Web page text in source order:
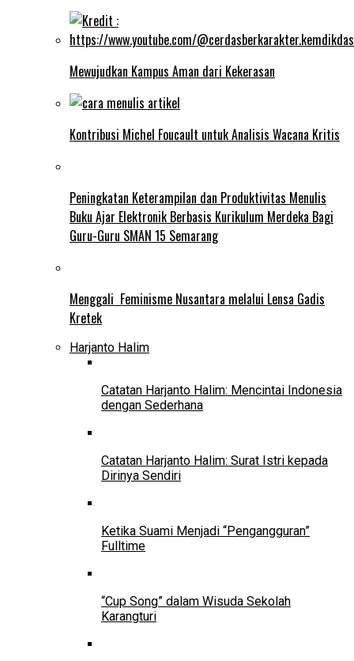
Mewujudkan Kampus Aman dari Kekerasan
Kontribusi Michel Foucault untuk Analisis Wacana Kritis
Peningkatan Keterampilan dan Produktivitas Menulis
Buku Ajar Elektronik Berbasis Kurikulum Merdeka Bagi
Guru-Guru SMAN 15 Semarang
Menggali Feminisme Nusantara melalui Lensa Gadis
Kretek
Harjanto Halim
Catatan Harjanto Halim: Mencintai Indonesia
dengan Sederhana
Catatan Harjanto Halim: Surat Istri kepada
Dirinya Sendiri
Ketika Suami Menjadi “Pengangguran”
Fulltime
“Cup Song” dalam Wisuda Sekolah
Karangturi